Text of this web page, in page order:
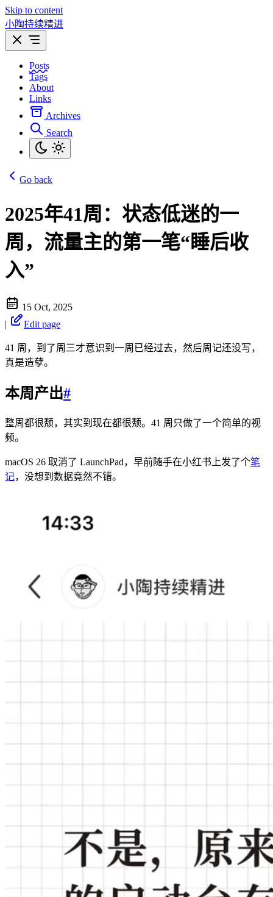
Skip to content
小陶持续精进
Posts
Tags
About
Links
Archives
Search
Go back
2025年41周：状态低迷的一
周，流量主的第一笔“睡后收
入”
15 Oct, 2025
|
Edit page
41 周，到了周三才意识到一周已经过去，然后周记还没写，
真是造孽。
本周产出#
整周都很颓，其实到现在都很颓。41 周只做了一个简单的视
频。
macOS 26 取消了 LaunchPad，早前随手在小红书上发了个笔
记，没想到数据竟然不错。